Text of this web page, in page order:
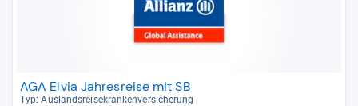
AGA Elvia Jahresreise mit SB
Typ: Aus­lands­rei­se­kran­ken­ver­si­che­rung